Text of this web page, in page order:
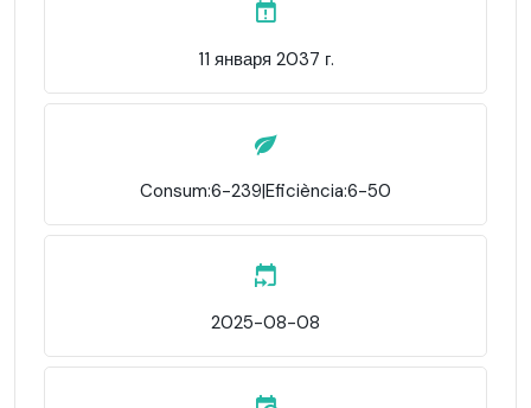
11 января 2037 г.
Consum:6-239|Eficiència:6-50
2025-08-08